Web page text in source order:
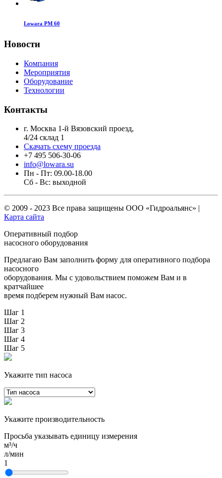
Lowara PM 60
Новости
Компания
Мероприятия
Оборудование
Технологии
Контакты
г. Москва 1-й Вязовский проезд,
4/24 склад 1
Скачать схему проезда
+7 495 506-30-06
info@lowara.su
Пн - Пт: 09.00-18.00
Сб - Вс: выходной
© 2009 - 2023 Все права защищены ООО «Гидроальянс» |
Карта сайта
Оперативный подбор
насосного оборудования
Предлагаю Вам заполнить форму для оперативного подбора
насосного
оборудования. Мы с удовольствием поможем Вам и в
кратчайшее
время подберем нужный Вам насос.
Шаг 1
Шаг 2
Шаг 3
Шаг 4
Шаг 5
Укажите тип насоса
Укажите производительность
Просьба указывать единицу измерения
м³/ч
л/мин
1